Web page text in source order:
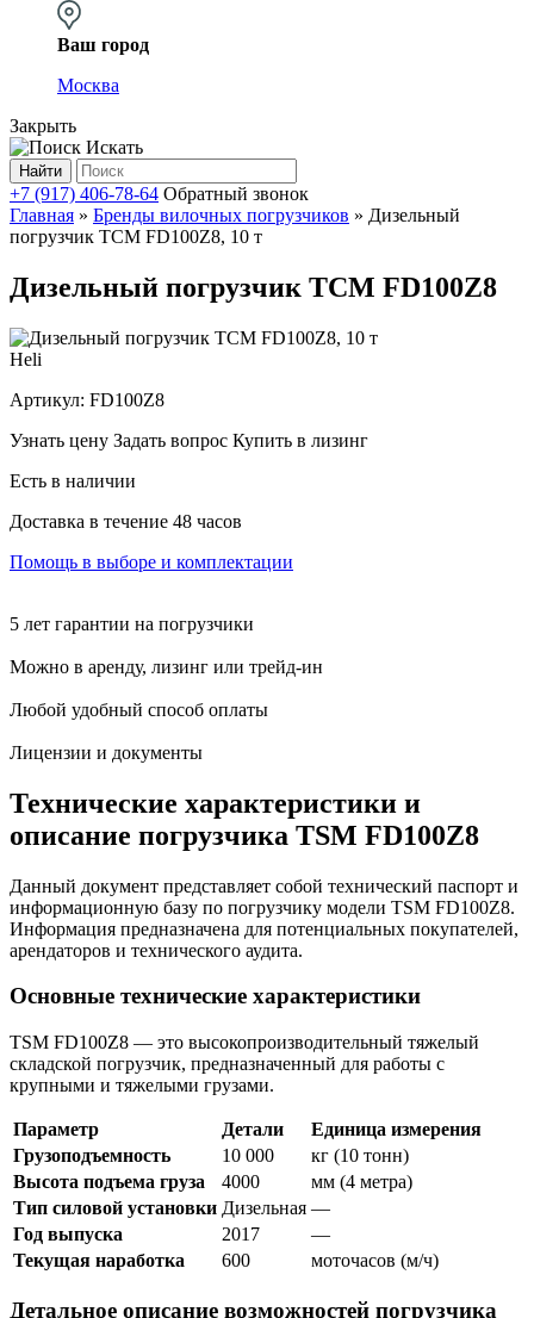
Ваш город
Москва
Закрыть
Искать
Найти
+7 (917) 406-78-64 Обратный звонок
Главная » Бренды вилочных погрузчиков » Дизельный
погрузчик ТСМ FD100Z8, 10 т
Дизельный погрузчик ТСМ FD100Z8
Heli
Артикул: FD100Z8
Узнать цену Задать вопрос Купить в лизинг
Есть в наличии
Доставка в течение 48 часов
Помощь в выборе и комплектации
5 лет гарантии на погрузчики
Можно в аренду, лизинг или трейд-ин
Любой удобный способ оплаты
Лицензии и документы
Технические характеристики и
описание погрузчика TSM FD100Z8
Данный документ представляет собой технический паспорт и
информационную базу по погрузчику модели TSM FD100Z8.
Информация предназначена для потенциальных покупателей,
арендаторов и технического аудита.
Основные технические характеристики
TSM FD100Z8 — это высокопроизводительный тяжелый
складской погрузчик, предназначенный для работы с
крупными и тяжелыми грузами.
Параметр Детали
Единица измерения
Грузоподъемность
10 000
кг (10 тонн)
Высота подъема груза
4000
мм (4 метра)
Тип силовой установки Дизельная —
Год выпуска
2017
—
Текущая наработка
600 моточасов (м/ч)
Детальное описание возможностей погрузчика